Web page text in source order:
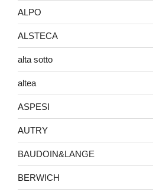
ALPO
ALSTECA
alta sotto
altea
ASPESI
AUTRY
BAUDOIN&LANGE
BERWICH